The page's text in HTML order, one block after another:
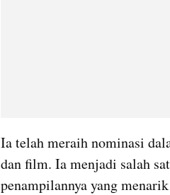
Ia telah meraih nominasi
dan film. Ia menjadi salah
penampilannya yang